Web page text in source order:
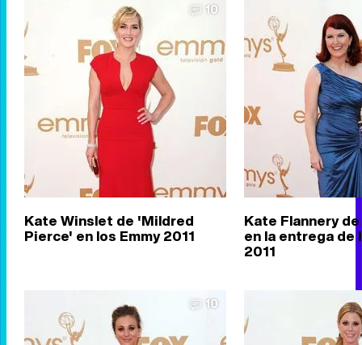
10
Kate Winslet de 'Mildred
Pierce' en los Emmy 2011
Kate Flannery
en la entrega de
2011
10